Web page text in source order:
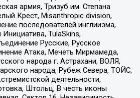
армия, Тризуб им. Степана
Крест, Misanthropic division,
последователей инглиизма,
TulaSkins,
Русские, Русское
Атака, Мечеть Мирмамеда,
народа г. Астрахани, ВОЛЯ,
народа, Рубеж Севера, ТОЙС,
деятельности,
Штольц, В честь иконы